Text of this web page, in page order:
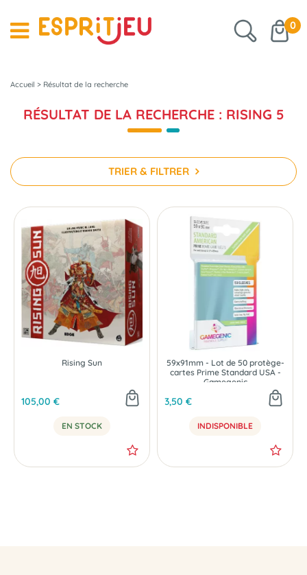
0
Accueil > Résultat de la recherche
RÉSULTAT DE LA RECHERCHE : RISING 5
TRIER & FILTRER
Rising Sun
105,00 €
EN STOCK
59x91mm - Lot de 50 protège-
cartes Prime Standard USA -
Gamegenic
3,50 €
INDISPONIBLE